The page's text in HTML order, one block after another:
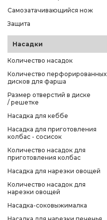
Самозатачивающийся нож
Защита
Насадки
Количество насадок
Количество перфорированных
дисков для фарша
Размер отверстий в диске
/ решетке
Насадка для кеббе
Насадка для приготовления
колбас - сосисок
Количество насадок для
приготовления колбас
Насадка для нарезки овощей
Количество насадок для
нарезки овощей
Насадка-соковыжималка